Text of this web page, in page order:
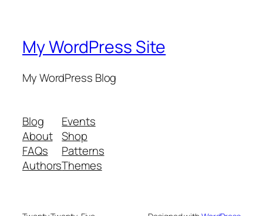
My WordPress Site
My WordPress Blog
Blog
About
FAQs
Authors
Events
Shop
Patterns
Themes